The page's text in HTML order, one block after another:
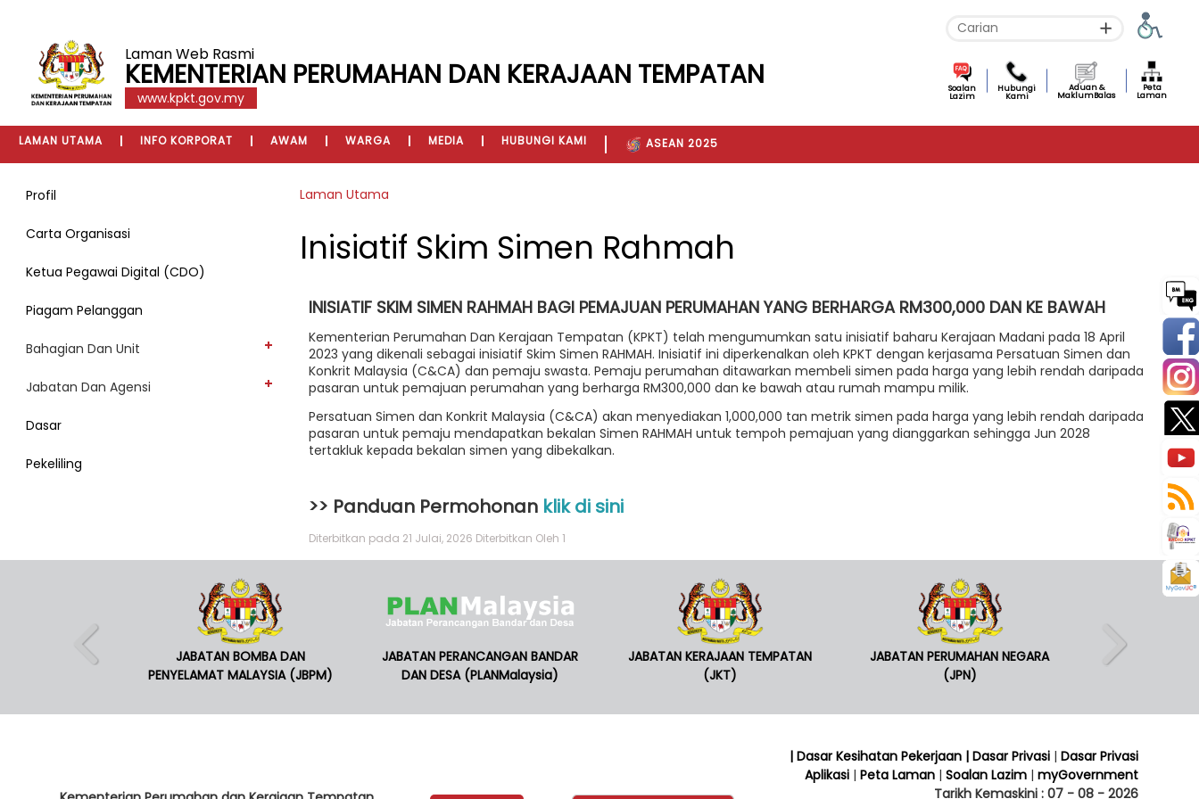
Laman Web Rasmi
KEMENTERIAN PERUMAHAN DAN KERAJAAN TEMPATAN
www.kpkt.gov.my
Soalan
Lazim
Hubungi
Kami
Aduan &
MaklumBalas
Peta
Laman
LAMAN UTAMA INFO KORPORAT AWAM WARGA MEDIA HUBUNGI KAMI ASEAN 2025
Profil
Carta Organisasi
Ketua Pegawai Digital (CDO)
Piagam Pelanggan
Bahagian Dan Unit
Jabatan Dan Agensi
Dasar
Pekeliling
Laman Utama
Inisiatif Skim Simen Rahmah
INISIATIF SKIM SIMEN RAHMAH BAGI PEMAJUAN PERUMAHAN YANG BERHARGA RM300,000 DAN KE BAWAH
Kementerian Perumahan Dan Kerajaan Tempatan (KPKT) telah mengumumkan satu inisiatif baharu Kerajaan Madani pada 18 April
2023 yang dikenali sebagai inisiatif Skim Simen RAHMAH. Inisiatif ini diperkenalkan oleh KPKT dengan kerjasama Persatuan Simen dan
Konkrit Malaysia (C&CA) dan pemaju swasta. Pemaju perumahan ditawarkan membeli simen pada harga yang lebih rendah daripada
pasaran untuk pemajuan perumahan yang berharga RM300,000 dan ke bawah atau rumah mampu milik.
Persatuan Simen dan Konkrit Malaysia (C&CA) akan menyediakan 1,000,000 tan metrik simen pada harga yang lebih rendah daripada
pasaran untuk pemaju mendapatkan bekalan Simen RAHMAH untuk tempoh pemajuan yang dianggarkan sehingga Jun 2028
tertakluk kepada bekalan simen yang dibekalkan.
>> Panduan Permohonan klik di sini
Diterbitkan pada 21 Julai, 2026 Diterbitkan Oleh 1
JABATAN BOMBA DAN
PENYELAMAT MALAYSIA (JBPM)
JABATAN PERANCANGAN BANDAR
DAN DESA (PLANMalaysia)
JABATAN KERAJAAN TEMPATAN
(JKT)
JABATAN PERUMAHAN NEGARA
(JPN)
| Dasar Kesihatan Pekerjaan | Dasar Privasi |Dasar Privasi
Aplikasi |Peta Laman |Soalan Lazim |myGovernment
Tarikh Kemaskini :07 - 08 - 2026